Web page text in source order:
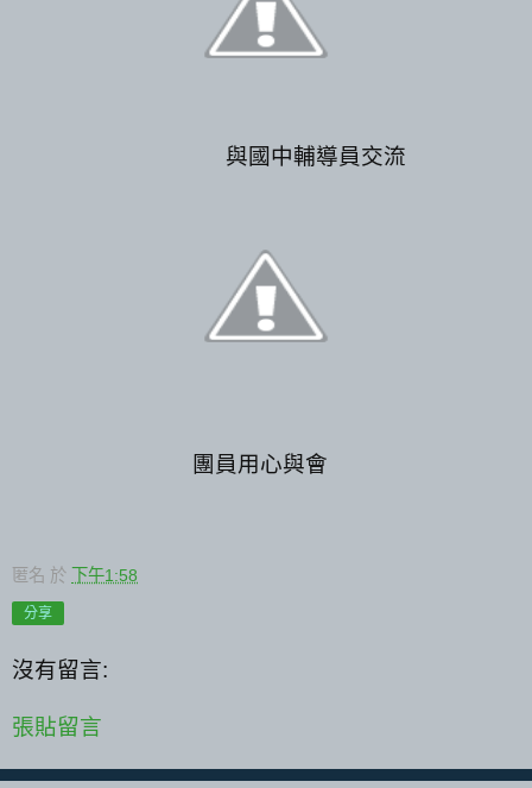
與國中輔導員交流
團員用心與會
匿名 於 下午1:58
分享
沒有留言:
張貼留言